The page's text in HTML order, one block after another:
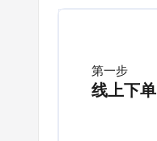
第一步
线上下单